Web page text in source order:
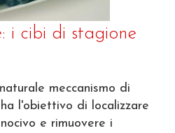
i cibi di stagione
meccanismo di
l'obiettivo di localizzare
e rimuovere i